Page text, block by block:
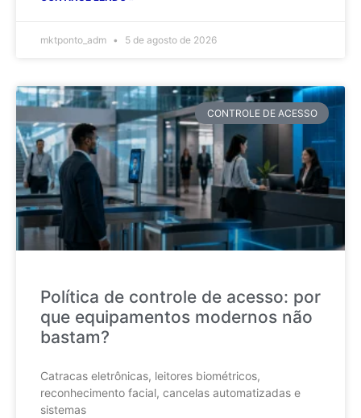
mktponto_adm 5 de agosto de 2026
CONTROLE DE ACESSO
Política de controle de acesso: por
que equipamentos modernos não
bastam?
Catracas eletrônicas, leitores biométricos,
reconhecimento facial, cancelas automatizadas e
sistemas